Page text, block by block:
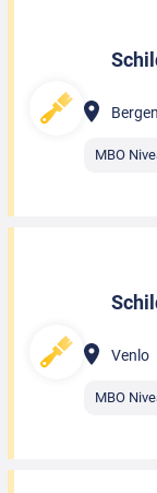
MBO
Venlo
MBO